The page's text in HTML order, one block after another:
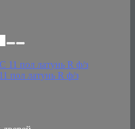
пол латунь R ф/з